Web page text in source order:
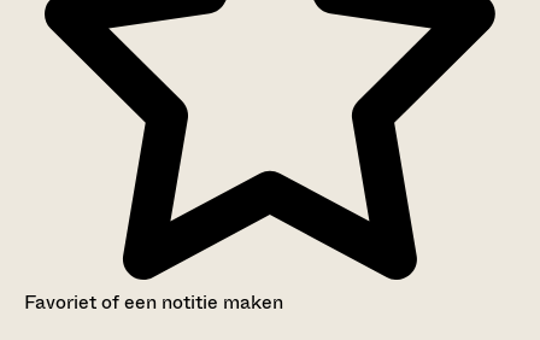
Favoriet of een notitie maken